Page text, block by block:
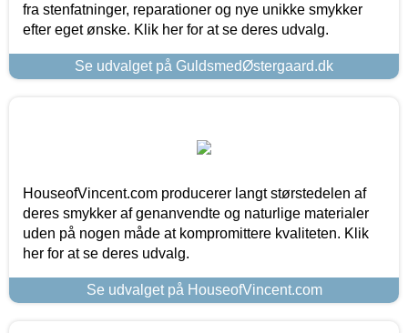
fra stenfatninger, reparationer og nye unikke smykker
efter eget ønske. Klik her for at se deres udvalg.
Se udvalget på GuldsmedØstergaard.dk
HouseofVincent.com producerer langt størstedelen af
deres smykker af genanvendte og naturlige materialer
uden på nogen måde at kompromittere kvaliteten. Klik
her for at se deres udvalg.
Se udvalget på HouseofVincent.com